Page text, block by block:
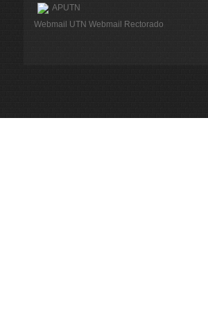
APUTN
Webmail UTN Webmail Rectorado